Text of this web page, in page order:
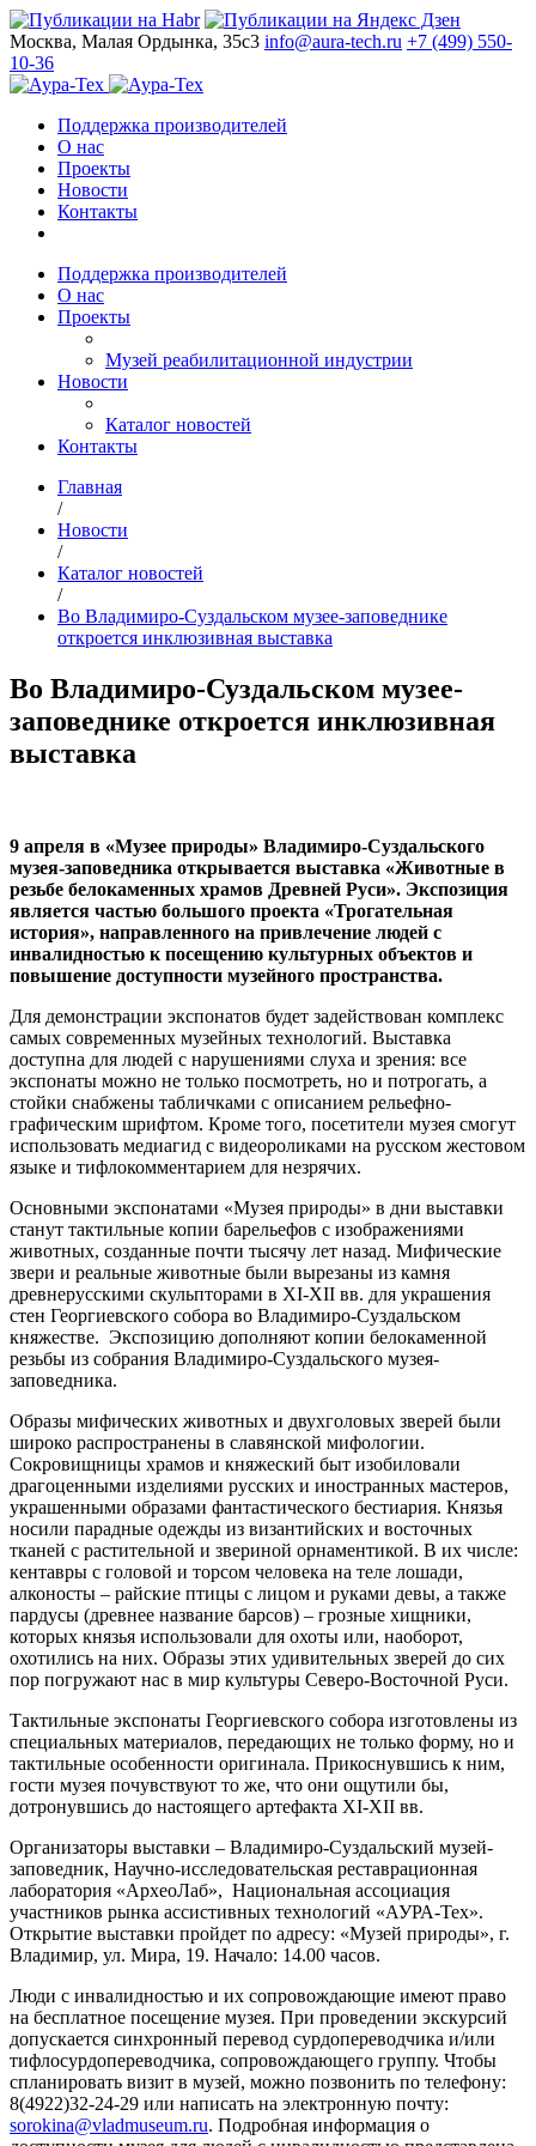
Москва, Малая Ордынка, 35с3 info@aura-tech.ru +7 (499) 550-
10-36
Поддержка производителей
О нас
Проекты
Новости
Контакты
Поддержка производителей
О нас
Проекты
Музей реабилитационной индустрии
Новости
Каталог новостей
Контакты
Главная
/
Новости
/
Каталог новостей
/
Во Владимиро-Суздальском музее-заповеднике
откроется инклюзивная выставка
Во Владимиро-Суздальском музее-
заповеднике откроется инклюзивная
выставка
9 апреля в «Музее природы» Владимиро-Суздальского
музея-заповедника открывается выставка «Животные в
резьбе белокаменных храмов Древней Руси». Экспозиция
является частью большого проекта «Трогательная
история», направленного на привлечение людей с
инвалидностью к посещению культурных объектов и
повышение доступности музейного пространства.
Для демонстрации экспонатов будет задействован комплекс
самых современных музейных технологий. Выставка
доступна для людей с нарушениями слуха и зрения: все
экспонаты можно не только посмотреть, но и потрогать, а
стойки снабжены табличками с описанием рельефно-
графическим шрифтом. Кроме того, посетители музея смогут
использовать медиагид с видеороликами на русском жестовом
языке и тифлокомментарием для незрячих.
Основными экспонатами «Музея природы» в дни выставки
станут тактильные копии барельефов с изображениями
животных, созданные почти тысячу лет назад. Мифические
звери и реальные животные были вырезаны из камня
древнерусскими скульпторами в XI-XII вв. для украшения
стен Георгиевского собора во Владимиро-Суздальском
княжестве. Экспозицию дополняют копии белокаменной
резьбы из собрания Владимиро-Суздальского музея-
заповедника.
Образы мифических животных и двухголовых зверей были
широко распространены в славянской мифологии.
Сокровищницы храмов и княжеский быт изобиловали
драгоценными изделиями русских и иностранных мастеров,
украшенными образами фантастического бестиария. Князья
носили парадные одежды из византийских и восточных
тканей с растительной и звериной орнаментикой. В их числе:
кентавры с головой и торсом человека на теле лошади,
алконосты – райские птицы с лицом и руками девы, а также
пардусы (древнее название барсов) – грозные хищники,
которых князья использовали для охоты или, наоборот,
охотились на них. Образы этих удивительных зверей до сих
пор погружают нас в мир культуры Северо-Восточной Руси.
Тактильные экспонаты Георгиевского собора изготовлены из
специальных материалов, передающих не только форму, но и
тактильные особенности оригинала. Прикоснувшись к ним,
гости музея почувствуют то же, что они ощутили бы,
дотронувшись до настоящего артефакта XI-XII вв.
Организаторы выставки – Владимиро-Суздальский музей-
заповедник, Научно-исследовательская реставрационная
лаборатория «АрхеоЛаб», Национальная ассоциация
участников рынка ассистивных технологий «АУРА-Тех».
Открытие выставки пройдет по адресу: «Музей природы», г.
Владимир, ул. Мира, 19. Начало: 14.00 часов.
Люди с инвалидностью и их сопровождающие имеют право
на бесплатное посещение музея. При проведении экскурсий
допускается синхронный перевод сурдопереводчика и/или
тифлосурдопереводчика, сопровождающего группу. Чтобы
спланировать визит в музей, можно позвонить по телефону:
8(4922)32-24-29 или написать на электронную почту:
sorokina@vladmuseum.ru. Подробная информация о